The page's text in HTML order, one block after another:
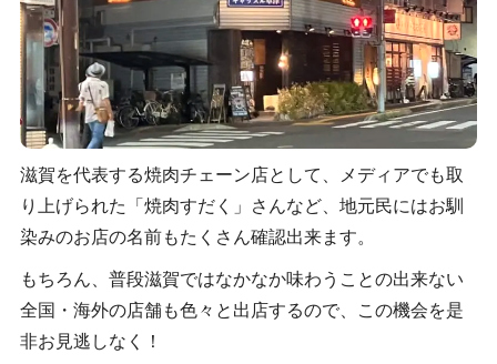
滋賀を代表する焼肉チェーン店として、メディアでも取
り上げられた「焼肉すだく」さんなど、地元民にはお馴
染みのお店の名前もたくさん確認出来ます。
もちろん、普段滋賀ではなかなか味わうことの出来ない
全国・海外の店舗も色々と出店するので、この機会を是
非お見逃しなく！